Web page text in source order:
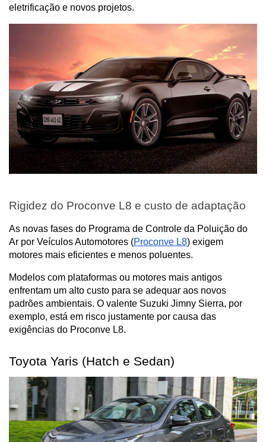
eletrificação e novos projetos.
Rigidez do Proconve L8 e custo de adaptação
As novas fases do Programa de Controle da Poluição do
Ar por Veículos Automotores (Proconve L8) exigem
motores mais eficientes e menos poluentes.
Modelos com plataformas ou motores mais antigos
enfrentam um alto custo para se adequar aos novos
padrões ambientais. O valente Suzuki Jimny Sierra, por
exemplo, está em risco justamente por causa das
exigências do Proconve L8.
Toyota Yaris (Hatch e Sedan)